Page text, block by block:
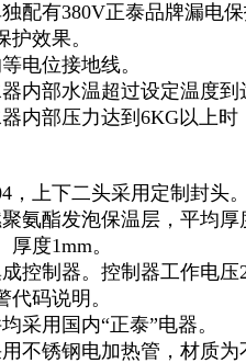
配有380V正泰品牌漏电
效果。
电位接地线。
内部水温超过设定温度
内部压力达到6KG以上
，上下二头采用定制封头
氨酯发泡保温层，平均厚
度1mm。
控制器。控制器工作电
码说明。
采用国内“正泰”电器。
不锈钢电加热管，材质为